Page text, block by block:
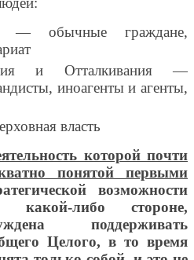
— обычные граждане,
и Отталкивания —
иноагенты и агенты,
власть
ятельность которой почти
понятой первыми
возможности
какой-либо стороне,
поддерживать
Целого, в то время